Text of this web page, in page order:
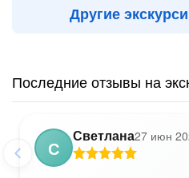
Другие
Последние отзывы на
С
Светлана27 июн